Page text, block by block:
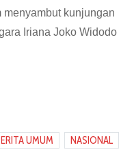
menyambut kunjungan
Iriana Joko Widodo
UMUM NASIONAL